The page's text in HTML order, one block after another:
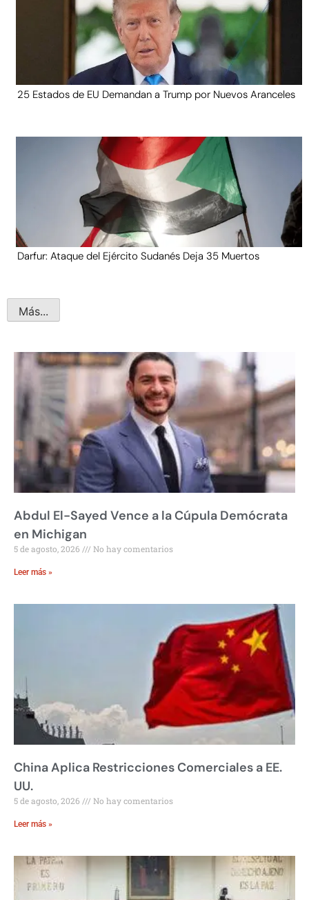
25 Estados de EU Demandan a Trump por Nuevos Aranceles
Darfur: Ataque del Ejército Sudanés Deja 35 Muertos
Más...
Abdul El-Sayed Vence a la Cúpula Demócrata
en Michigan
5 de agosto, 2026 No hay comentarios
Leer más »
China Aplica Restricciones Comerciales a EE.
UU.
5 de agosto, 2026 No hay comentarios
Leer más »